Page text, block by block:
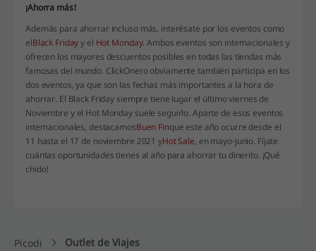
¡Ahorra más!
Además para ahorrar incluso más, interésate por los eventos como
elBlack Fridayy el Hot Monday. Ambos eventos son internacionales y
ofrecen los mayores descuentos posibles en todas las tiendas más
famosas del mundo. ClickOnero obviamente también participa en los
dos eventos, ya que son las fechas más importantes a la hora de
ahorrar. El Black Friday siempre tiene lugar el último viernes de
Noviembre y el Hot Monday suele seguirlo. Aparte de esos eventos
internacionales, destacamosBuen Finque este año ocurre desde el
11 hasta el 17 de noviembre 2021 yHot Sale, en mayo-junio. Fíjate
cuántas oportunidades tienes al año para ahorrar tu dinerito. ¡Qué
chido!
Picodi Outlet de Viajes